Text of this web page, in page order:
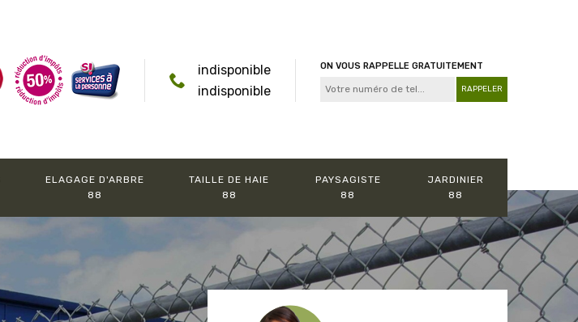
indisponible
indisponible
ON VOUS RAPPELLE GRATUITEMENT
ELAGAGE D'ARBRE
88
TAILLE DE HAIE
88
PAYSAGISTE
88
JARDINIER
88